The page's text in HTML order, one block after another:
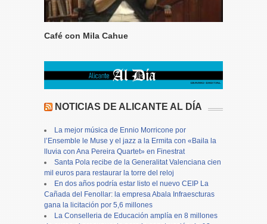
Café con Mila Cahue
NOTICIAS DE ALICANTE AL DÍA
La mejor música de Ennio Morricone por
l’Ensemble le Muse y el jazz a la Ermita con «Baila la
lluvia con Ana Pereira Quartet» en Finestrat
Santa Pola recibe de la Generalitat Valenciana cien
mil euros para restaurar la torre del reloj
En dos años podría estar listo el nuevo CEIP La
Cañada del Fenollar: la empresa Abala Infraescturas
gana la licitación por 5,6 millones
La Conselleria de Educación amplía en 8 millones